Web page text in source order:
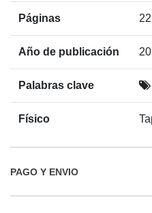
Páginas
Año de publicación
Palabras clave
Físico
PAGO Y ENVIO